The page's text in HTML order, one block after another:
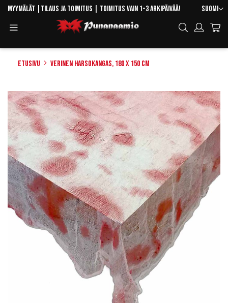
Skip
Content
Kieli
Suomi
Myymälät Tilaus ja toimitus | Toimitus vain 1-3 arkipäivää!
Hae
Etusivu Verinen harsokangas, 180 x 150 cm
Skip
the
end
of
the
images
gallery